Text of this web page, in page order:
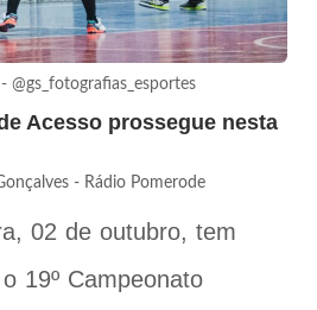
@gs_fotografias_esportes
Acesso prossegue nesta
- Rádio Pomerode
02 de outubro, tem
19º Campeonato